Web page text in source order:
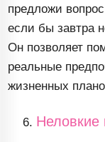
предложи
если бы завтра
Он позволяет
реальные
жизненных
Неловкие